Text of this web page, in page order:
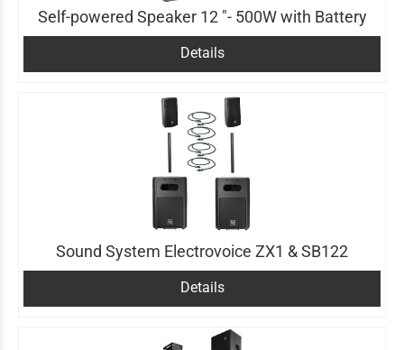
Self-powered Speaker 12 "- 500W with Battery
Details
Sound System Electrovoice ZX1 & SB122
Details